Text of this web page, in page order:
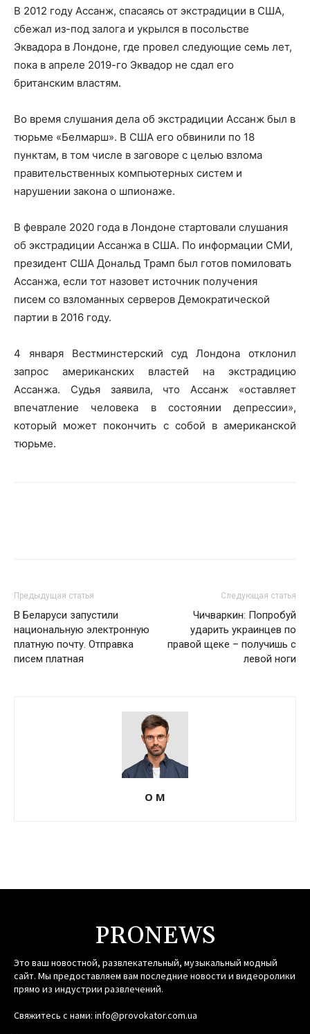
В 2012 году Ассанж, спасаясь от экстрадиции в США,
сбежал из-под залога и укрылся в посольстве
Эквадора в Лондоне, где провел следующие семь лет,
пока в апреле 2019-го Эквадор не сдал его
британским властям.
Во время слушания дела об экстрадиции Ассанж был в
тюрьме «Белмарш». В США его обвинили по 18
пунктам, в том числе в заговоре с целью взлома
правительственных компьютерных систем и
нарушении закона о шпионаже.
В феврале 2020 года в Лондоне стартовали слушания
об экстрадиции Ассанжа в США. По информации СМИ,
президент США Дональд Трамп был готов помиловать
Ассанжа, если тот назовет источник получения
писем со взломанных серверов Демократической
партии в 2016 году.
4 января Вестминстерский суд Лондона отклонил
запрос американских властей на экстрадицию
Ассанжа. Судья заявила, что Ассанж «оставляет
впечатление человека в состоянии депрессии»,
который может покончить с собой в американской
тюрьме.
Предыдущая статья
В Беларуси запустили
национальную электронную
платную почту. Отправка
писем платная
Следующая статья
Чичваркин: Попробуй
ударить украинцев по
правой щеке – получишь с
левой ноги
О М
PRONEWS
Это ваш новостной, развлекательный, музыкальный модный
сайт. Мы предоставляем вам последние новости и видеоролики
прямо из индустрии развлечений.
Свяжитесь с нами: info@provokator.com.ua